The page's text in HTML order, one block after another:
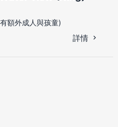
額外成人與孩童)
詳情